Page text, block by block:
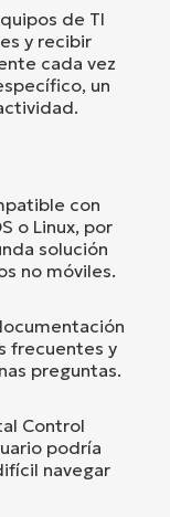
de TI
y recibir
cada vez
un
con
o Linux, por
solución
no móviles.
frecuentes y
preguntas.
Control
podría
navegar